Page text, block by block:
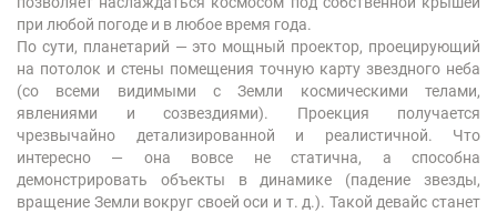
при любой погоде и в любое время года.
По сути, планетарий — это мощный проектор, проецирующий
на потолок и стены помещения точную карту звездного неба
(со всеми видимыми с Земли космическими телами,
явлениями и созвездиями). Проекция получается
чрезвычайно детализированной и реалистичной. Что
интересно — она вовсе не статична, а способна
демонстрировать объекты в динамике (падение звезды,
вращение Земли вокруг своей оси и т. д.). Такой девайс станет